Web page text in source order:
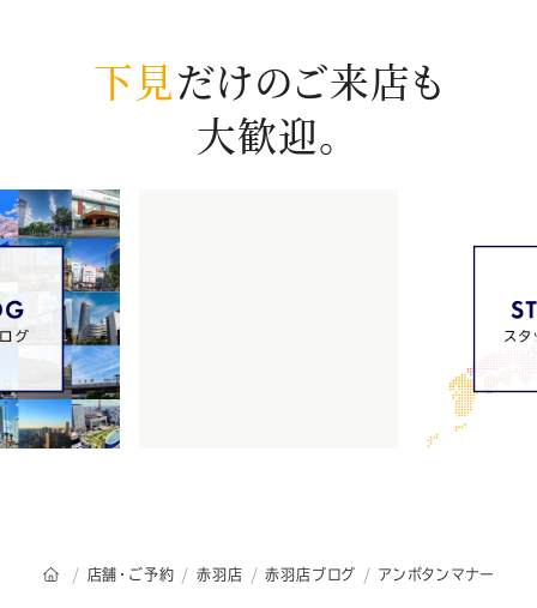
下見だけのご来店も
大歓迎。
オーダースーツSADAのトップページ
店舗・ご予約 赤羽店 赤羽店ブログ アンボタンマナー